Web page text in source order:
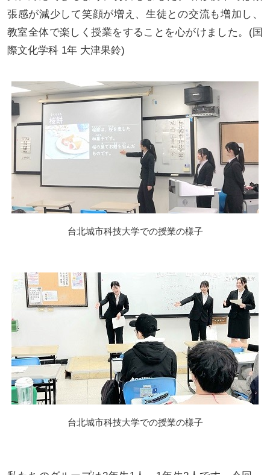
張感が減少して笑顔が増え、生徒との交流も増加し、
教室全体で楽しく授業をすることを心がけました。(国
際文化学科 1年 大津果鈴)
台北城市科技大学での授業の様子
台北城市科技大学での授業の様子